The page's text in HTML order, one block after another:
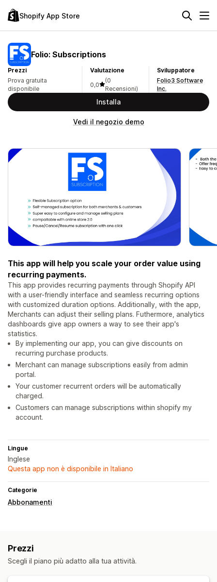
Shopify App Store
Folio: Subscriptions
Prezzi
Prova gratuita
disponibile
Valutazione
0,0
(0
Recensioni)
Sviluppatore
Folio3 Software
Inc.
Installa
Vedi il negozio demo
This app will help you scale your order value using
recurring payments.
This app provides recurring payments through Shopify API
with a user-friendly interface and seamless recurring options
with customized duration options. Additionally, with the app,
Merchants can adjust their selling plans. Futhermore, analytics
dashboards give app owners a way to see their app's
statistics.
By implementing our app, you can give discounts on
recurring purchase products.
Merchant can manage subscriptions easily from admin
portal.
Your customer recurrent orders will be automatically
charged.
Customers can manage subscriptions within shopify my
account.
Lingue
Inglese
Questa app non è disponibile in Italiano
Categorie
Abbonamenti
Prezzi
Scegli il piano più adatto alla tua attività.